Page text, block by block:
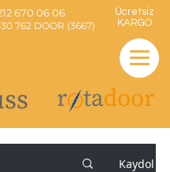
Ücretsiz
KARGO
670 06 06
762 DOOR (3667)
Kaydol